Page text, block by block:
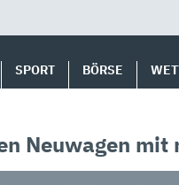
SPORT BÖRSE
Neuwagen mit